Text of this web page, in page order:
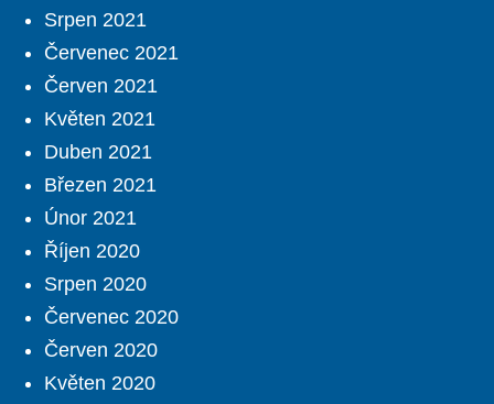
Srpen 2021
Červenec 2021
Červen 2021
Květen 2021
Duben 2021
Březen 2021
Únor 2021
Říjen 2020
Srpen 2020
Červenec 2020
Červen 2020
Květen 2020